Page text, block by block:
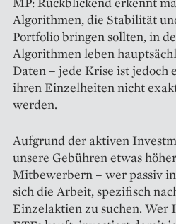
Algorithmen, die Stabilität
Portfolio bringen sollten, in
Algorithmen leben
Daten – jede Krise ist jedoch
ihren Einzelheiten nicht
werden.
Aufgrund der aktiven
unsere Gebühren etwas
Mitbewerbern – wer passiv
sich die Arbeit, spezifisch
Einzelaktien zu suchen. Wer